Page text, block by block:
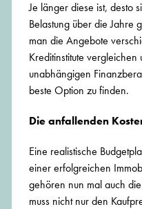
Je länger diese ist, desto
Belastung über die Jahre
man die Angebote
Kreditinstitute
unabhängigen
beste Option zu finden.
Die anfallenden
Eine realistische
einer erfolgreichen
gehören nun mal auch
muss nicht nur den